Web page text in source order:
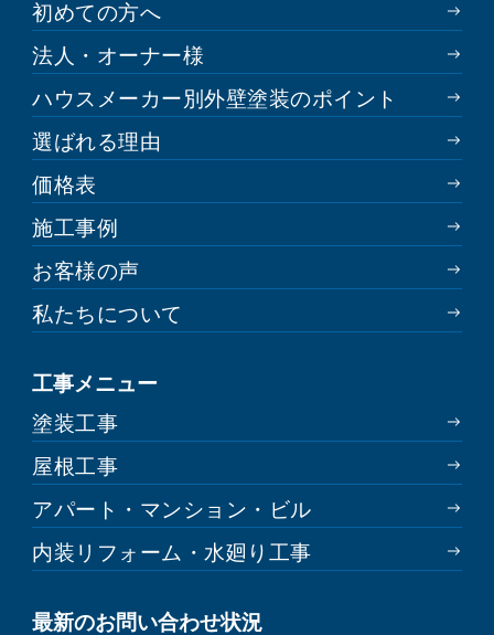
初めての方へ
法人・オーナー様
ハウスメーカー別外壁塗装のポイント
選ばれる理由
価格表
施工事例
お客様の声
私たちについて
工事メニュー
塗装工事
屋根工事
アパート・マンション・ビル
内装リフォーム・水廻り工事
最新のお問い合わせ状況